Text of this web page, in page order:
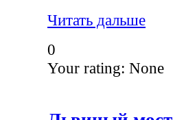
Читать дальше
0
Your rating: None